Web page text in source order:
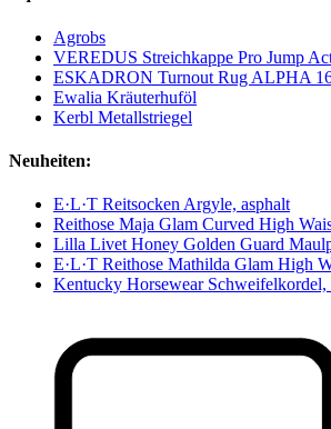
Agrobs
VEREDUS Streichkappe Pro Jump
ESKADRON Turnout Rug ALPHA
Ewalia Kräuterhuföl
Kerbl Metallstriegel
Neuheiten:
E·L·T Reitsocken Argyle, asphalt
Reithose Maja Glam Curved High
Lilla Livet Honey Golden Guard
E·L·T Reithose Mathilda Glam High
Kentucky Horsewear Schweifelkordel,